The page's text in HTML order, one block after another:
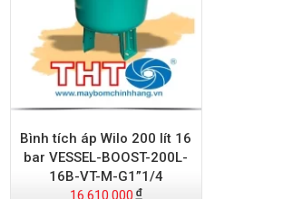
Bình tích áp Wilo 200 lít 16
bar VESSEL-BOOST-200L-
16B-VT-M-G1”1/4
16.610.000